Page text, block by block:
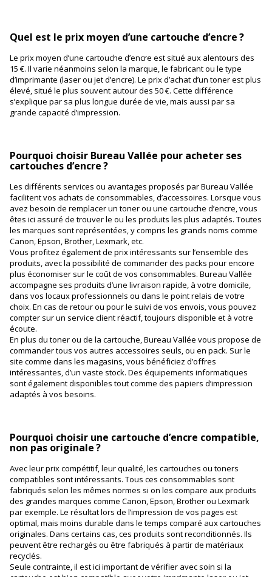
Quel est le prix moyen d’une cartouche d’encre ?
Le prix moyen d’une cartouche d’encre est situé aux alentours des
15 €. Il varie néanmoins selon la marque, le fabricant ou le type
d’imprimante (laser ou jet d’encre). Le prix d’achat d’un toner est plus
élevé, situé le plus souvent autour des 50 €. Cette différence
s’explique par sa plus longue durée de vie, mais aussi par sa
grande capacité d’impression.
Pourquoi choisir Bureau Vallée pour acheter ses
cartouches d’encre ?
Les différents services ou avantages proposés par Bureau Vallée
facilitent vos achats de consommables, d’accessoires. Lorsque vous
avez besoin de remplacer un toner ou une cartouche d’encre, vous
êtes ici assuré de trouver le ou les produits les plus adaptés. Toutes
les marques sont représentées, y compris les grands noms comme
Canon, Epson, Brother, Lexmark, etc.
Vous profitez également de prix intéressants sur l’ensemble des
produits, avec la possibilité de commander des packs pour encore
plus économiser sur le coût de vos consommables. Bureau Vallée
accompagne ses produits d’une livraison rapide, à votre domicile,
dans vos locaux professionnels ou dans le point relais de votre
choix. En cas de retour ou pour le suivi de vos envois, vous pouvez
compter sur un service client réactif, toujours disponible et à votre
écoute.
En plus du toner ou de la cartouche, Bureau Vallée vous propose de
commander tous vos autres accessoires seuls, ou en pack. Sur le
site comme dans les magasins, vous bénéficiez d’offres
intéressantes, d’un vaste stock. Des équipements informatiques
sont également disponibles tout comme des papiers d’impression
adaptés à vos besoins.
Pourquoi choisir une cartouche d’encre compatible,
non pas originale ?
Avec leur prix compétitif, leur qualité, les cartouches ou toners
compatibles sont intéressants. Tous ces consommables sont
fabriqués selon les mêmes normes si on les compare aux produits
des grandes marques comme Canon, Epson, Brother ou Lexmark
par exemple. Le résultat lors de l’impression de vos pages est
optimal, mais moins durable dans le temps comparé aux cartouches
originales. Dans certains cas, ces produits sont reconditionnés. Ils
peuvent être rechargés ou être fabriqués à partir de matériaux
recyclés.
Seule contrainte, il est ici important de vérifier avec soin si la